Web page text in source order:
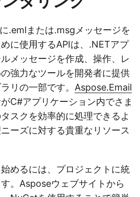
.emlまたは.msgメッセージを
に使用するAPIは、.NETアプ
メッセージを作成、操作、レ
強力なツールを開発者に提供
リの一部です。 Aspose.Email
C#アプリケーション内でさま
スクを効率的に処理できるよ
ーズに対する貴重なリソース
めるには、プロジェクトに統
。Asposeウェブサイトから